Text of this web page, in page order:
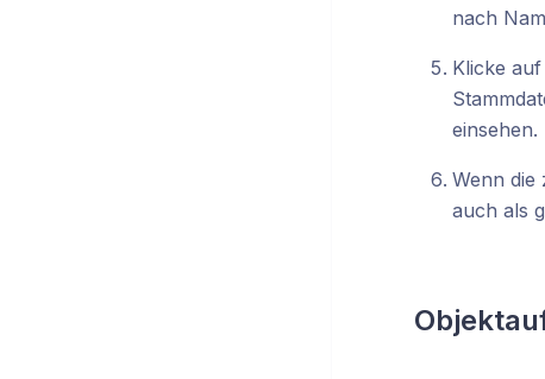
nach
Klicke
einsehen.
Wenn die
auch als